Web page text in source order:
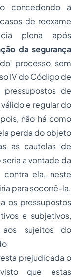
concedendo a
de reexame
plena após
da segurança
processo sem
IV do Código de
de
e regular do
não há como
perda do objeto
as cautelas de
a vontade da
ela, neste
para socorrê-la.
os pressupostos
e subjetivos,
aos sujeitos do
prejudicada o
visto que estas